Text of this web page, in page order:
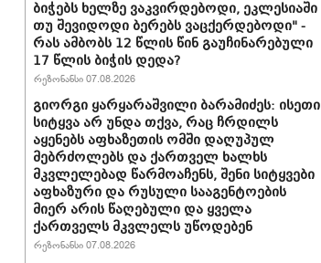
ბიჭებს ხელზე ვაკვირდებოდი, ეკლესიაში
თუ შევიდოდი ბერებს ვაცქერდებოდი" -
რას ამბობს 12 წლის წინ გაუჩინარებული
17 წლის ბიჭის დედა?
რეზონანსი 07.08.2026
გიორგი ყარყარაშვილი ბარამიძეს: ისეთი
სიტყვა არ უნდა თქვა, რაც ჩრდილს
აყენებს აფხაზეთის ომში დაღუპულ
მებრძოლებს და ქართველ ხალხს
მკვლელებად წარმოაჩენს, შენი სიტყვები
აფხაზური და რუსული სააგენტოების
მიერ არის წაღებული და ყველა
ქართველს მკვლელს უწოდებენ
რეზონანსი 07.08.2026